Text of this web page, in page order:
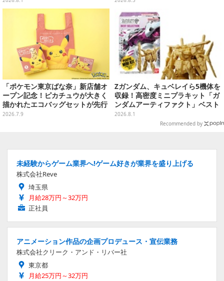
「ポケモン東京ばな奈」新店舗オ
ープン記念！ピカチュウが大きく
描かれたエコバッグセットが先行
販売、 フレークシールシートプレ
2026.7.9
Zガンダム、キュベレイら5機体を
収録！高密度ミニプラキット「ガ
ンダムアーティファクト」ベスト
セレクションが10月発売
2026.8.1
Recommended by
未経験からゲーム業界へ!ゲーム好きが業界を盛り上げる
株式会社Reve
埼玉県
月給28万円～32万円
正社員
アニメーション作品の企画プロデュース・宣伝業務
株式会社クリーク・アンド・リバー社
東京都
月給25万円～32万円